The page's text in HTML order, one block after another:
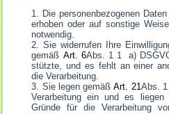
Die personenbezogenen
erhoben oder auf sonstige
notwendig.
Sie widerrufen Ihre
gemäß Art. 6Abs. 1 1 a)
stützte, und es fehlt an einer
die Verarbeitung.
Sie legen gemäßArt. 21Abs. 1
Verarbeitung ein und es liegen
Gründe für die Verarbeitung